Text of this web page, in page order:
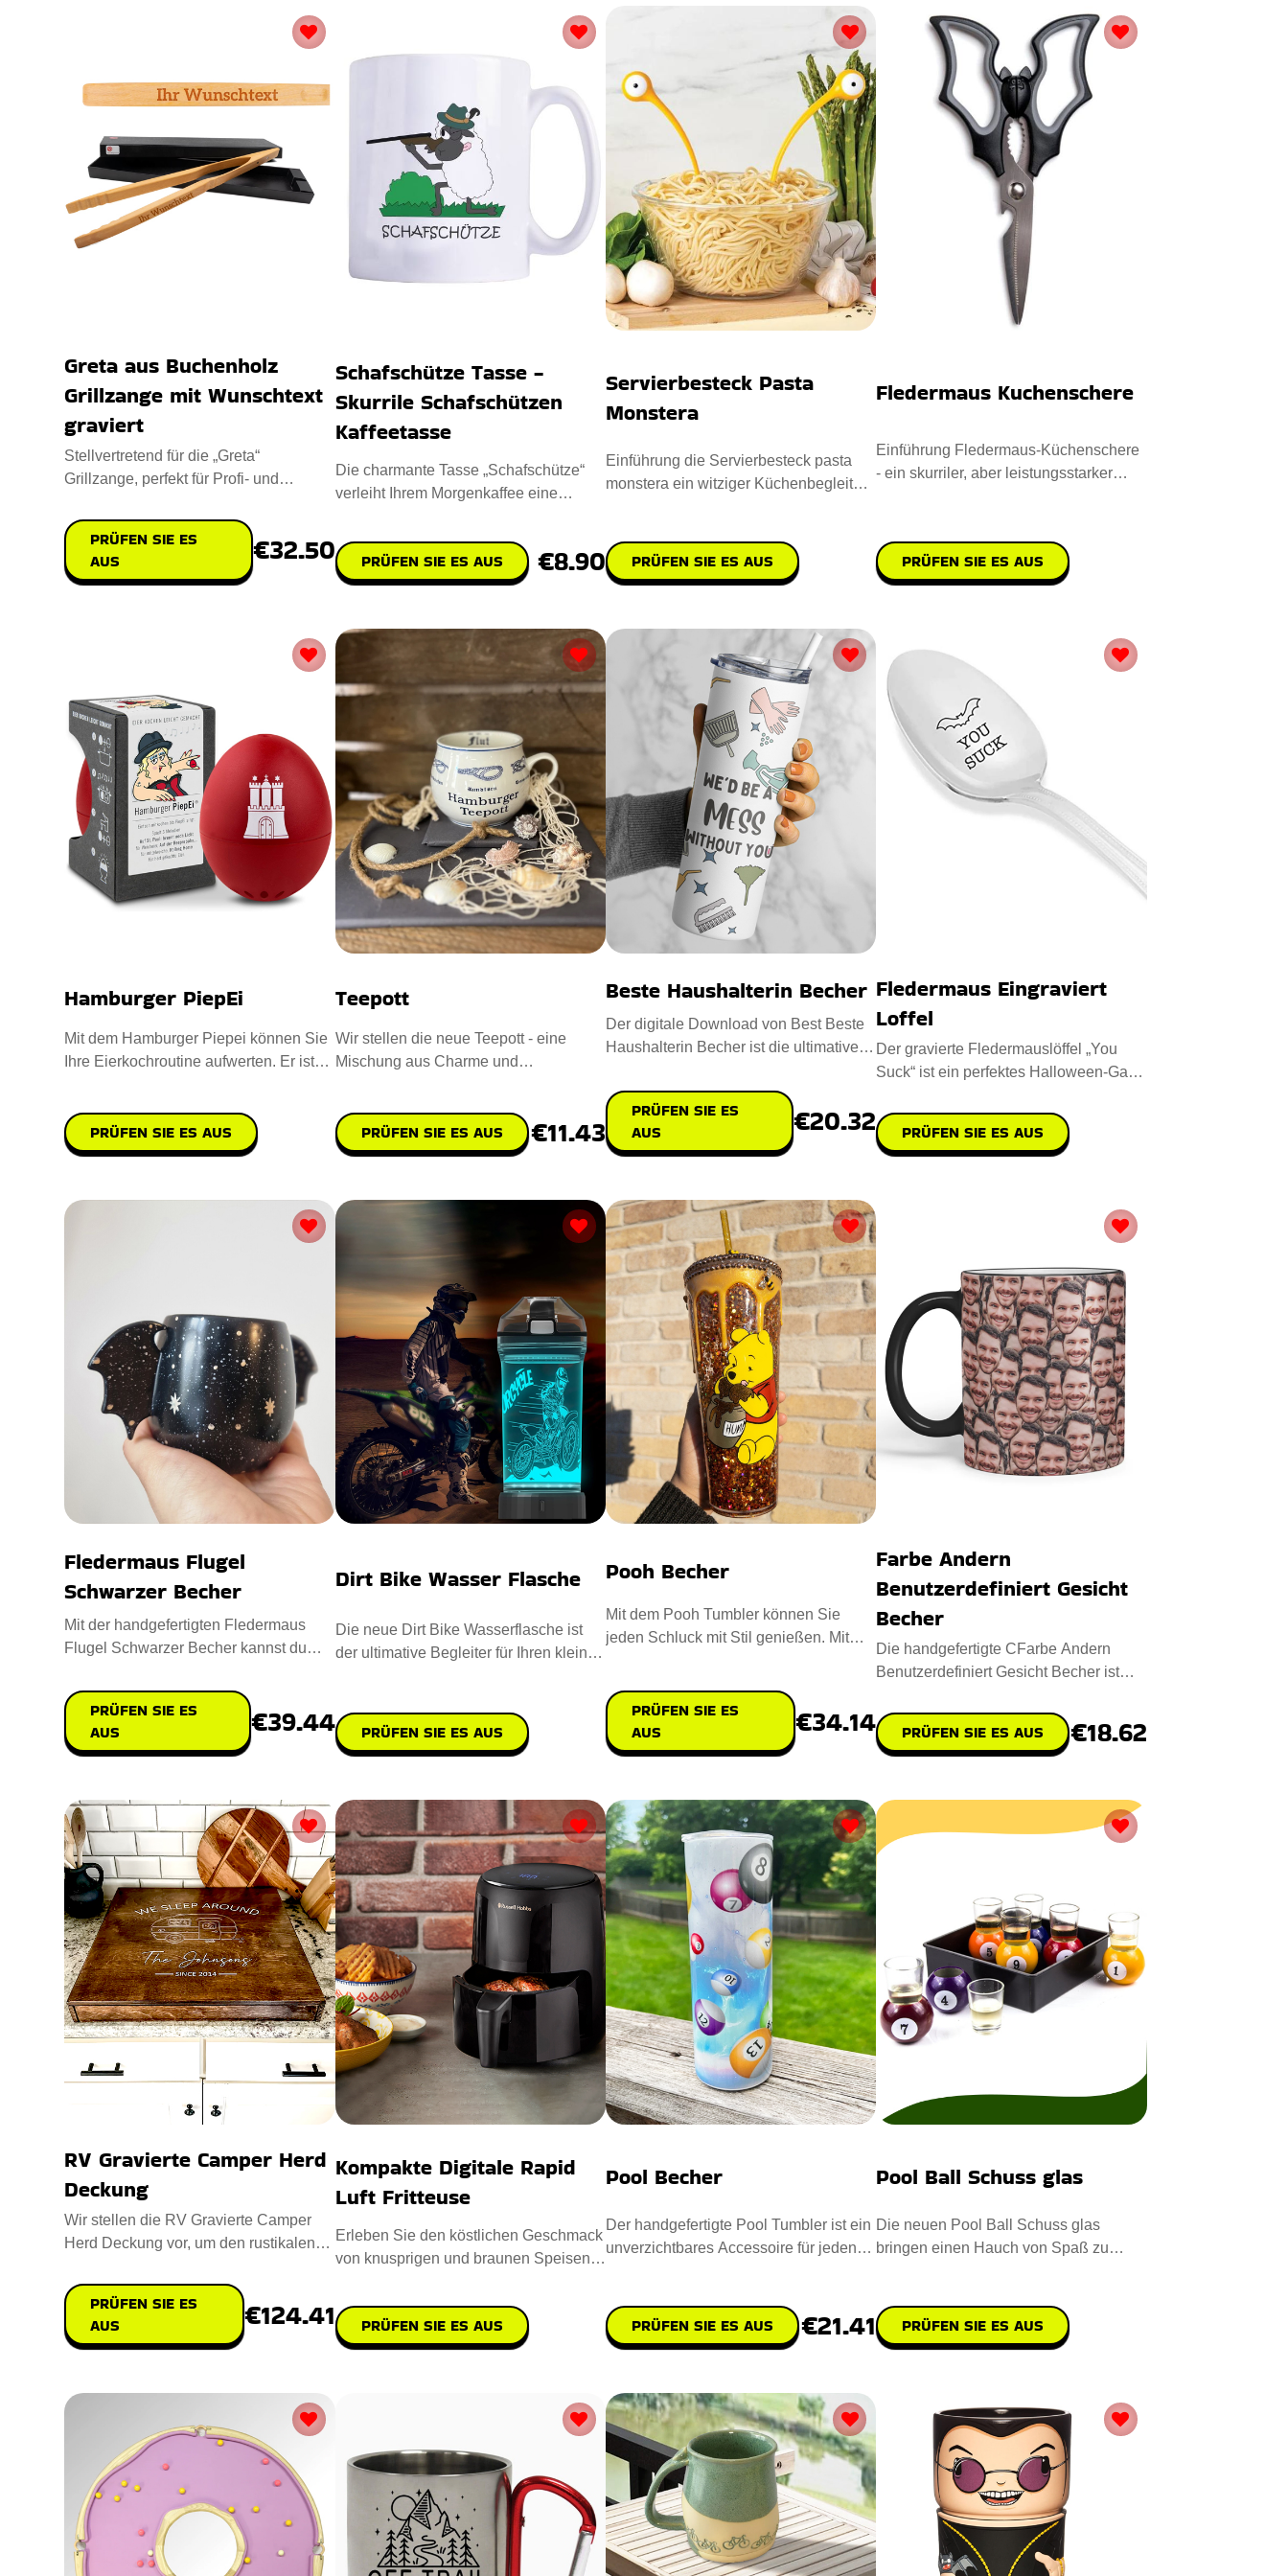
Greta aus Buchenholz
Grillzange mit Wunschtext
graviert
Stellvertretend für die „Greta“
Grillzange, perfekt für Profi- und
PRÜFEN SIE ES
AUS
€32.50
Schafschütze Tasse -
Skurrile Schafschützen
Kaffeetasse
Die charmante Tasse „Schafschütze“
verleiht Ihrem Morgenkaffee eine
PRÜFEN SIE ES AUS €8.90
Servierbesteck Pasta
Monstera
Einführung die Servierbesteck pasta
monstera ein witziger Küchenbegleiter.
PRÜFEN SIE ES AUS
Fledermaus Kuchenschere
Einführung Fledermaus-Küchenschere
- ein skurriler, aber leistungsstarker
PRÜFEN SIE ES AUS
Hamburger PiepEi
Mit dem Hamburger Piepei können Sie
Ihre Eierkochroutine aufwerten. Er ist
PRÜFEN SIE ES AUS
Teepott
Wir stellen die neue Teepott - eine
Mischung aus Charme und
PRÜFEN SIE ES AUS €11.43
Beste Haushalterin Becher
Der digitale Download von Best Beste
Haushalterin Becher ist die ultimative
PRÜFEN SIE ES
AUS
€20.32
Fledermaus Eingraviert
Loffel
Der gravierte Fledermauslöffel „You
Suck“ ist ein perfektes Halloween-Gag-
PRÜFEN SIE ES AUS
Fledermaus Flugel
Schwarzer Becher
Mit der handgefertigten Fledermaus
Flugel Schwarzer Becher kannst du
PRÜFEN SIE ES
AUS
€39.44
Dirt Bike Wasser Flasche
Die neue Dirt Bike Wasserflasche ist
der ultimative Begleiter für Ihren kleinen
PRÜFEN SIE ES AUS
Pooh Becher
Mit dem Pooh Tumbler können Sie
jeden Schluck mit Stil genießen. Mit
PRÜFEN SIE ES
AUS
€34.14
Farbe Andern
Benutzerdefiniert Gesicht
Becher
Die handgefertigte CFarbe Andern
Benutzerdefiniert Gesicht Becher ist
PRÜFEN SIE ES AUS €18.62
RV Gravierte Camper Herd
Deckung
Wir stellen die RV Gravierte Camper
Herd Deckung vor, um den rustikalen
PRÜFEN SIE ES
AUS
€124.41
Kompakte Digitale Rapid
Luft Fritteuse
Erleben Sie den köstlichen Geschmack
von knusprigen und braunen Speisen
PRÜFEN SIE ES AUS
Pool Becher
Der handgefertigte Pool Tumbler ist ein
unverzichtbares Accessoire für jeden
PRÜFEN SIE ES AUS €21.41
Pool Ball Schuss glas
Die neuen Pool Ball Schuss glas
bringen einen Hauch von Spaß zu
PRÜFEN SIE ES AUS